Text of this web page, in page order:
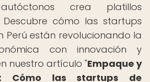
crea platillos
Descubre cómo las startups
Perú están revolucionando la
con innovación y
nuestro artículo "Empaque y
Cómo las startups de